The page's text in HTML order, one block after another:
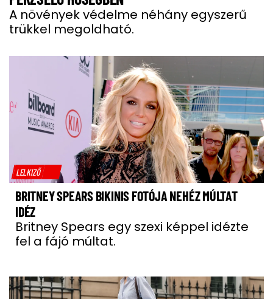
A növények védelme néhány egyszerű
trükkel megoldható.
LELKIZŐ
BRITNEY SPEARS BIKINIS FOTÓJA NEHÉZ MÚLTAT
IDÉZ
Britney Spears egy szexi képpel idézte
fel a fájó múltat.